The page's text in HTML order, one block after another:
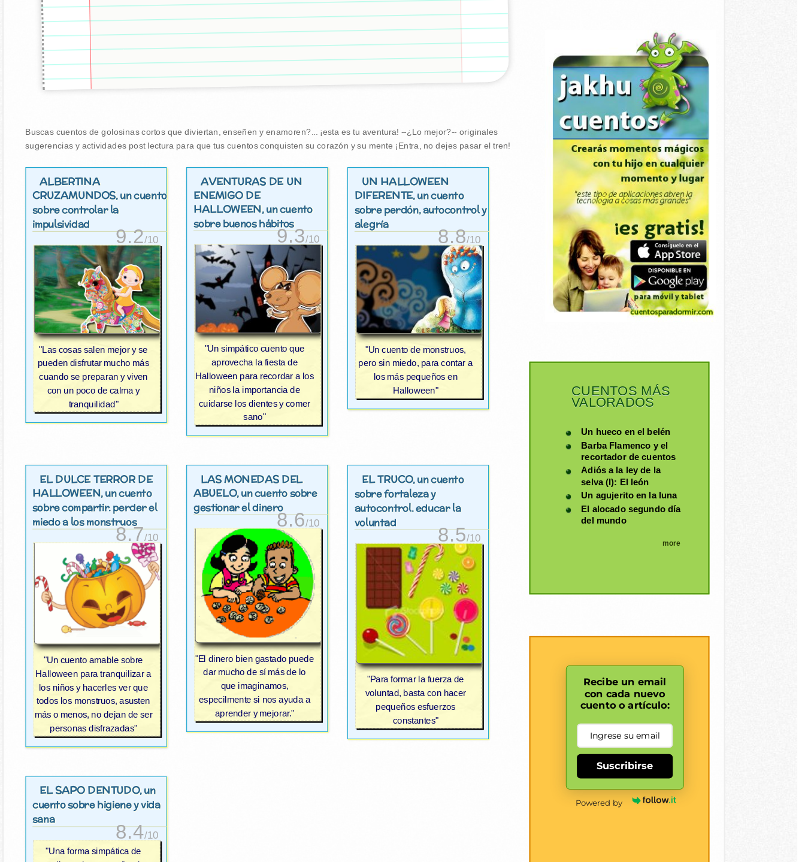
Buscas cuentos de golosinas cortos que diviertan, enseñen y enamoren?... ¡esta es tu aventura! --¿Lo mejor?-- originales
sugerencias y actividades post lectura para que tus cuentos conquisten su corazón y su mente ¡Entra, no dejes pasar el tren!
ALBERTINA
CRUZAMUNDOS, un cuento
sobre controlar la
impulsividad
9.2/10
"Las cosas salen mejor y se
pueden disfrutar mucho más
cuando se preparan y viven
con un poco de calma y
tranquilidad"
AVENTURAS DE UN
ENEMIGO DE
HALLOWEEN, un cuento
sobre buenos hábitos
9.3/10
"Un simpático cuento que
aprovecha la fiesta de
Halloween para recordar a los
niños la importancia de
cuidarse los dientes y comer
sano"
UN HALLOWEEN
DIFERENTE, un cuento
sobre perdón, autocontrol y
alegría
8.8/10
"Un cuento de monstruos,
pero sin miedo, para contar a
los más pequeños en
Halloween"
EL DULCE TERROR DE
HALLOWEEN, un cuento
sobre compartir. perder el
miedo a los monstruos
8.7/10
"Un cuento amable sobre
Halloween para tranquilizar a
los niños y hacerles ver que
todos los monstruos, asusten
más o menos, no dejan de ser
personas disfrazadas"
LAS MONEDAS DEL
ABUELO, un cuento sobre
gestionar el dinero
8.6/10
"El dinero bien gastado puede
dar mucho de sí más de lo
que imaginamos,
especilmente si nos ayuda a
aprender y mejorar."
EL TRUCO, un cuento
sobre fortaleza y
autocontrol. educar la
voluntad
8.5/10
"Para formar la fuerza de
voluntad, basta con hacer
pequeños esfuerzos
constantes"
EL SAPO DENTUDO, un
cuento sobre higiene y vida
sana
8.4/10
"Una forma simpática de
CUENTOS MÁS
VALORADOS
Un hueco en el belén
Barba Flamenco y el
recortador de cuentos
Adiós a la ley de la
selva (I): El león
Un agujerito en la luna
El alocado segundo día
del mundo
more
Recibe un email
con cada nuevo
cuento o artículo:
Suscribirse
Powered by